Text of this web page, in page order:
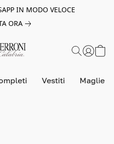
IN MODO VELOCE
ORA
Vestiti Maglie e